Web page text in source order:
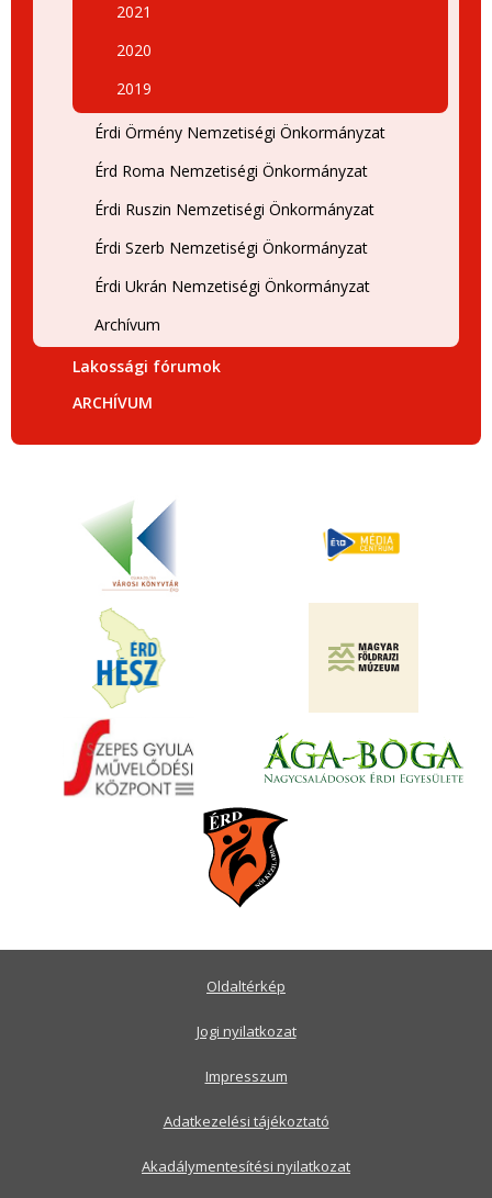
2021
2020
2019
Érdi Örmény Nemzetiségi Önkormányzat
Érd Roma Nemzetiségi Önkormányzat
Érdi Ruszin Nemzetiségi Önkormányzat
Érdi Szerb Nemzetiségi Önkormányzat
Érdi Ukrán Nemzetiségi Önkormányzat
Archívum
Lakossági fórumok
ARCHÍVUM
Oldaltérkép
Jogi nyilatkozat
Impresszum
Adatkezelési tájékoztató
Akadálymentesítési nyilatkozat